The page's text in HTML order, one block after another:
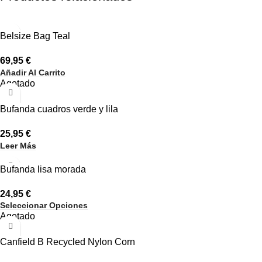
Belsize Bag Teal
69,95 €
Añadir Al Carrito
Agotado
Bufanda cuadros verde y lila
25,95 €
Leer Más
Bufanda lisa morada
24,95 €
Seleccionar Opciones
Agotado
Canfield B Recycled Nylon Corn